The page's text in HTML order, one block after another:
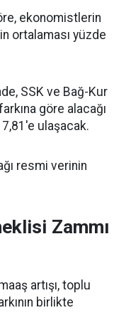
ekonomistlerin
ortalaması yüzde
SSK ve Bağ-Kur
göre alacağı
ulaşacak.
resmi verinin
Zammı
artışı, toplu
birlikte